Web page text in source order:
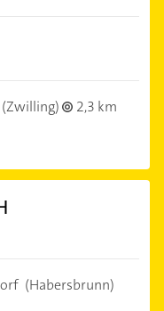
(Zwilling)
2,3 km
(Habersbrunn)